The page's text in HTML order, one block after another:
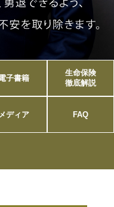
子書籍
生命保険
徹底解説
ディア FAQ